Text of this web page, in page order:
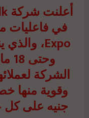
الشركة
جنيه على